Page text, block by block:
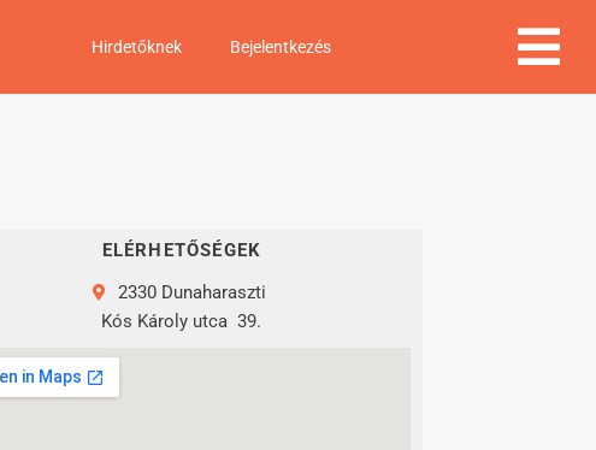
Hirdetőknek Bejelentkezés
ELÉRHETŐSÉGEK
2330 Dunaharaszti
Kós Károly utca 39.